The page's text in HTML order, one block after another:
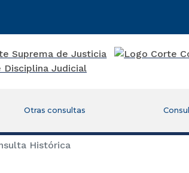
Otras consultas
Histórica